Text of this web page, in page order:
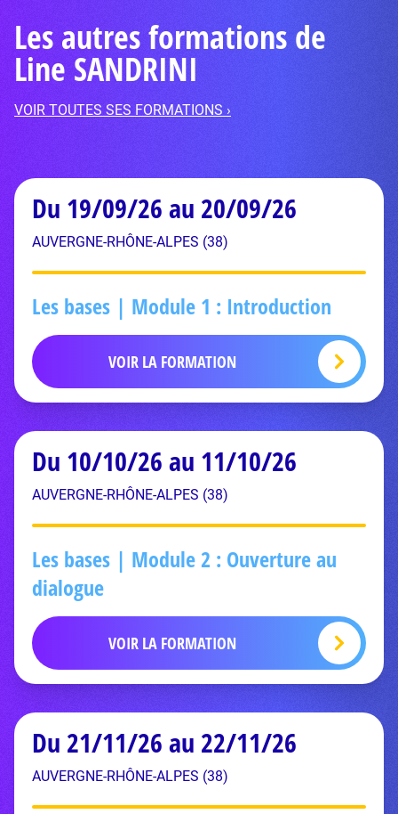
Les autres formations de
Line SANDRINI
VOIR TOUTES SES FORMATIONS ›
Du 19/09/26 au 20/09/26
AUVERGNE-RHÔNE-ALPES (38)
Les bases | Module 1 : Introduction
VOIR LA FORMATION
Du 10/10/26 au 11/10/26
AUVERGNE-RHÔNE-ALPES (38)
Les bases | Module 2 : Ouverture au
dialogue
VOIR LA FORMATION
Du 21/11/26 au 22/11/26
AUVERGNE-RHÔNE-ALPES (38)